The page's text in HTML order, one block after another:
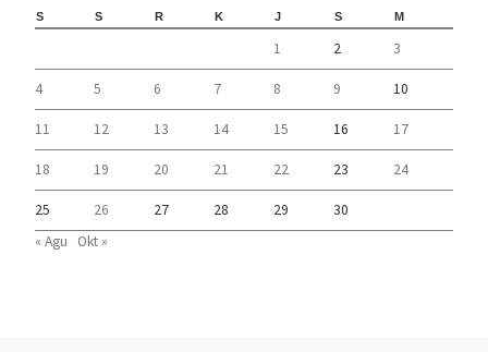
S S R K J S M
1 2 3
4 5 6 7 8 9 10
11 12 13 14 15 16 17
18 19 20 21 22 23 24
25 26 27 28 29
30
« Agu
Okt »